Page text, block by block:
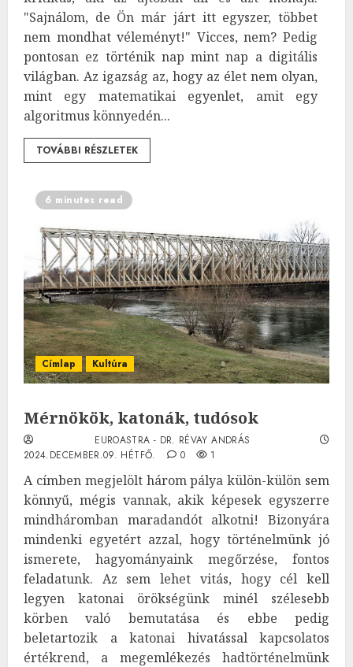
"Sajnálom, de Ön már járt itt egyszer, többet
nem mondhat véleményt!" Vicces, nem? Pedig
pontosan ez történik nap mint nap a digitális
világban. Az igazság az, hogy az élet nem olyan,
mint egy matematikai egyenlet, amit egy
algoritmus könnyedén...
TOVÁBBI RÉSZLETEK
6 minutes read
Címlap Kultúra
Mérnökök, katonák, tudósok
EUROASTRA - DR. RÉVAY ANDRÁS
2024.DECEMBER.09. HÉTFŐ.
0 1
A címben megjelölt három pálya külön-külön sem
könnyű, mégis vannak, akik képesek egyszerre
mindháromban maradandót alkotni! Bizonyára
mindenki egyetért azzal, hogy történelmünk jó
ismerete, hagyományaink megőrzése, fontos
feladatunk. Az sem lehet vitás, hogy cél kell
legyen katonai örökségünk minél szélesebb
körben való bemutatása és ebbe pedig
beletartozik a katonai hivatással kapcsolatos
értékrend, a megemlékezés hadtörténelmünk